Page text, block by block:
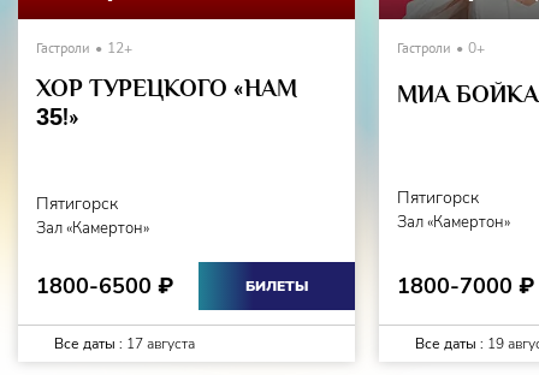
переживания,
присущие русскому романсу, артист продемонстрирует 8
марта в праздничном концерте на сцене КОНГРЕСС-
Гастроли 12+
ХОР ТУРЕЦКОГО «НАМ
35!»
Пятигорск
Зал «Камертон»
1800-6500 ₽ БИЛЕТЫ
Все даты : 17 августа
Гастроли 0+
МИА БОЙКА
Пятигорск
Зал «Камертон»
1800-7000 ₽
Все даты : 19